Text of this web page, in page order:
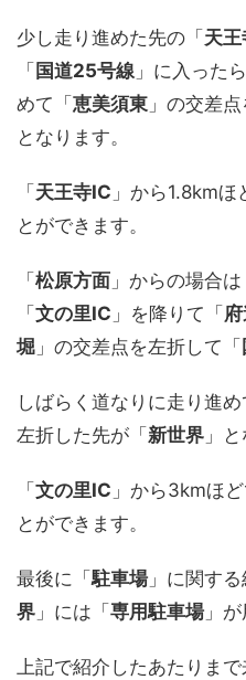
少し走り進めた先の「 天
「 国道25号線 」に入った
めて「 恵美須東 」の交差
となります。
「 天王寺IC 」から1.8km
とができます。
「 松原方面 」からの場合は
「 文の里IC 」を降りて「
堀 」の交差点を左折して「
しばらく道なりに走り進め
左折した先が「 新世界 」
「 文の里IC 」から3kmほ
とができます。
最後に「駐車場」に関する
界 」には「 専用駐車場」が
上記で紹介したあたりま